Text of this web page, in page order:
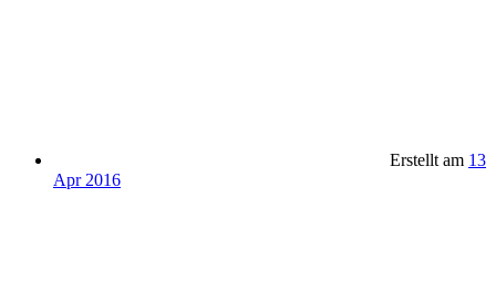
Erstellt am 13
Apr 2016